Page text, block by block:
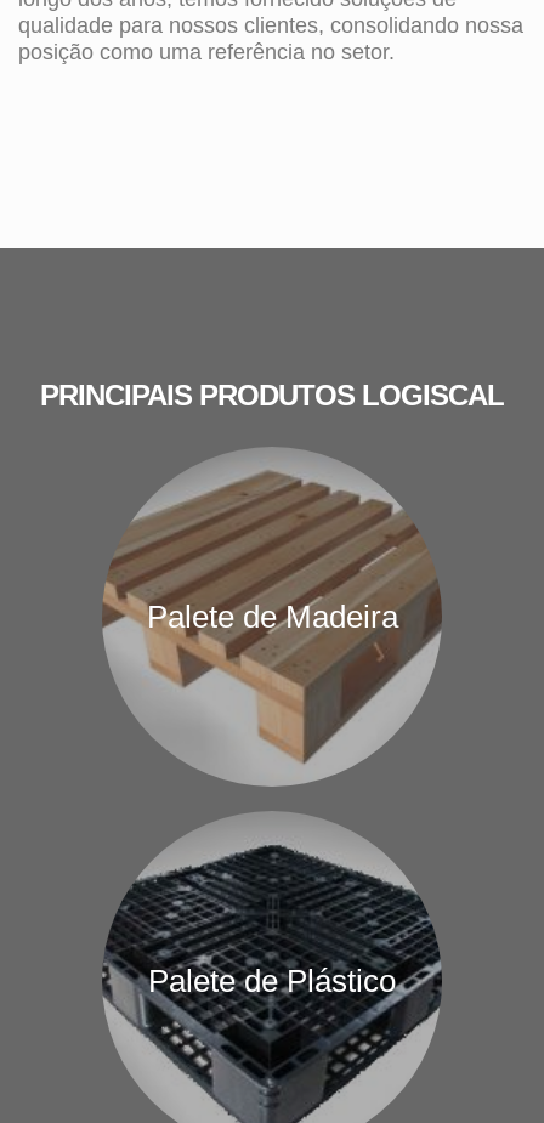
qualidade para nossos clientes, consolidando nossa
posição como uma referência no setor.
PRINCIPAIS PRODUTOS LOGISCAL
Palete de Madeira
Palete de Plástico